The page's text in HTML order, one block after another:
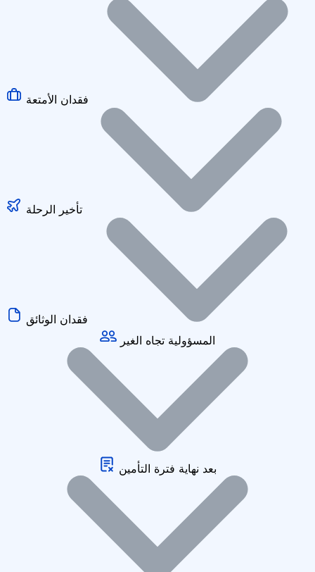
المسؤولية تجاه الغير
بعد نهاية فترة التأمين